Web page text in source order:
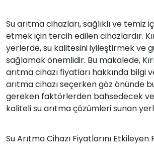
Su arıtma cihazları, sağlıklı ve temiz
etmek için tercih edilen cihazlardır.
yerlerde, su kalitesini iyileştirmek ve
sağlamak önemlidir. Bu makalede,
arıtma cihazı fiyatları hakkında bilgi
arıtma cihazı seçerken göz önünde
gereken faktörlerden bahsedecek
kaliteli su arıtma çözümleri sunan
Su Arıtma Cihazı Fiyatlarını